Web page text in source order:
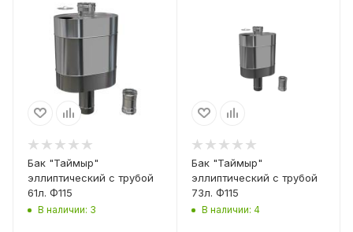
Материал
Aisi 201 1мм
Бак "Таймыр"
эллиптический с трубой
61л. Ф115
В наличии: 3
Aisi 201 1мм
Бак "Таймыр"
эллиптический с трубой
73л. Ф115
В наличии: 4